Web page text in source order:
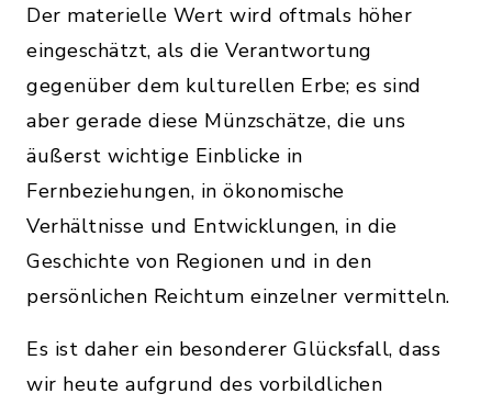
Der materielle Wert wird oftmals höher
eingeschätzt, als die Verantwortung
gegenüber dem kulturellen Erbe; es sind
aber gerade diese Münzschätze, die uns
äußerst wichtige Einblicke in
Fernbeziehungen, in ökonomische
Verhältnisse und Entwicklungen, in die
Geschichte von Regionen und in den
persönlichen Reichtum einzelner vermitteln.
Es ist daher ein besonderer Glücksfall, dass
wir heute aufgrund des vorbildlichen